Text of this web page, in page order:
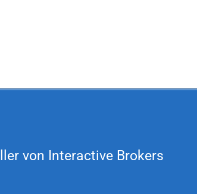
von Interactive Brokers